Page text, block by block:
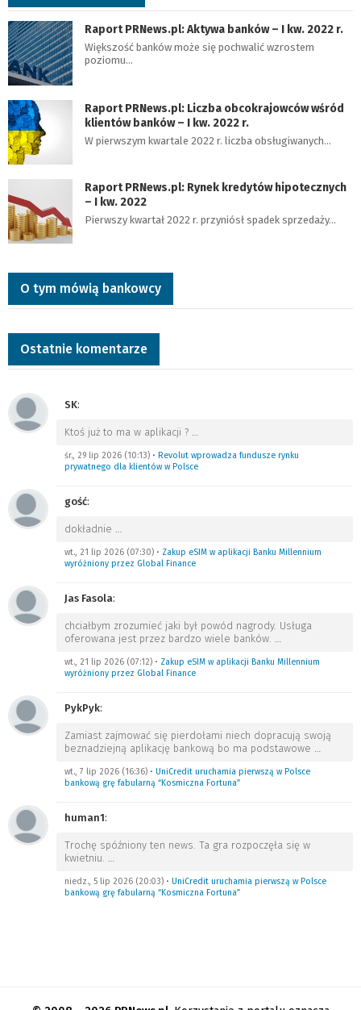
Raport PRNews.pl: Aktywa banków – I kw. 2022 r.
Większość banków może się pochwalić wzrostem
poziomu…
Raport PRNews.pl: Liczba obcokrajowców wśród
klientów banków – I kw. 2022 r.
W pierwszym kwartale 2022 r. liczba obsługiwanych…
Raport PRNews.pl: Rynek kredytów hipotecznych
– I kw. 2022
Pierwszy kwartał 2022 r. przyniósł spadek sprzedaży…
O tym mówią bankowcy
Ostatnie komentarze
SK:
Ktoś już to ma w aplikacji ? …
śr., 29 lip 2026 (10:13) • Revolut wprowadza fundusze rynku
prywatnego dla klientów w Polsce
gość:
dokładnie …
wt., 21 lip 2026 (07:30) • Zakup eSIM w aplikacji Banku Millennium
wyróżniony przez Global Finance
Jas Fasola:
chciałbym zrozumieć jaki był powód nagrody. Usługa
oferowana jest przez bardzo wiele banków. …
wt., 21 lip 2026 (07:12) • Zakup eSIM w aplikacji Banku Millennium
wyróżniony przez Global Finance
PykPyk:
Zamiast zajmować się pierdołami niech dopracują swoją
beznadziejną aplikację bankową bo ma podstawowe …
wt., 7 lip 2026 (16:36) • UniCredit uruchamia pierwszą w Polsce
bankową grę fabularną “Kosmiczna Fortuna”
human1:
Trochę spóźniony ten news. Ta gra rozpoczęła się w
kwietniu. …
niedz., 5 lip 2026 (20:03) • UniCredit uruchamia pierwszą w Polsce
bankową grę fabularną “Kosmiczna Fortuna”